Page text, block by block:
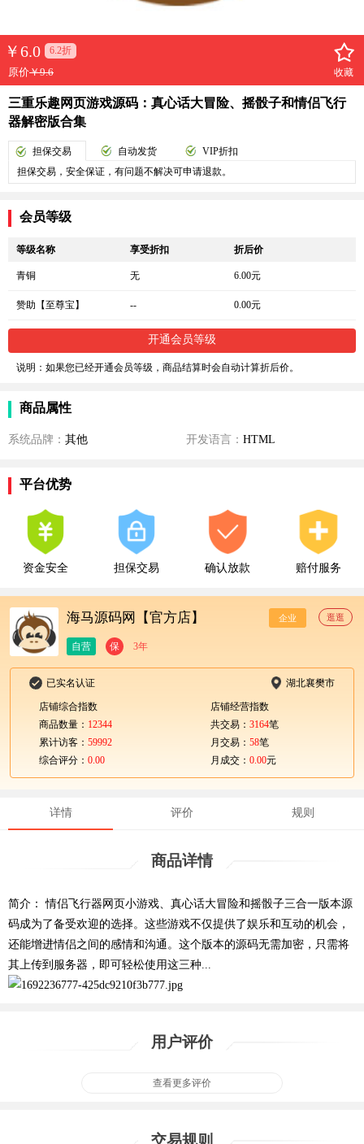
￥ 6.0 6.2折
原价￥9.6 收藏
三重乐趣网页游戏源码：真心话大冒险、摇骰子和情侣飞行
器解密版合集
担保交易 自动发货
VIP折扣
担保交易，安全保证，有问题不解决可申请退款。
会员等级
等级名称 享受折扣 折后价
青铜 无 6.00元
赞助【至尊宝】 -- 0.00元
开通会员等级
说明：如果您已经开通会员等级，商品结算时会自动计算折后价。
商品属性
系统品牌： 其他 开发语言： HTML
平台优势
资金安全 担保交易 确认放款 赔付服务
海马源码网【官方店】 企业 逛逛
自营 保 3年
已实名认证 湖北襄樊市
店铺综合指数
商品数量： 12344
累计访客： 59992
综合评分： 0.00
店铺经营指数
共交易： 3164笔
月交易： 58笔
月成交： 0.00元
详情 评价 规则
商品详情
简介： 情侣飞行器网页小游戏、真心话大冒险和摇骰子三合一版本源
码成为了备受欢迎的选择。这些游戏不仅提供了娱乐和互动的机会，
还能增进情侣之间的感情和沟通。这个版本的源码无需加密，只需将
其上传到服务器，即可轻松使用这三种...
用户评价
查看更多评价
交易规则